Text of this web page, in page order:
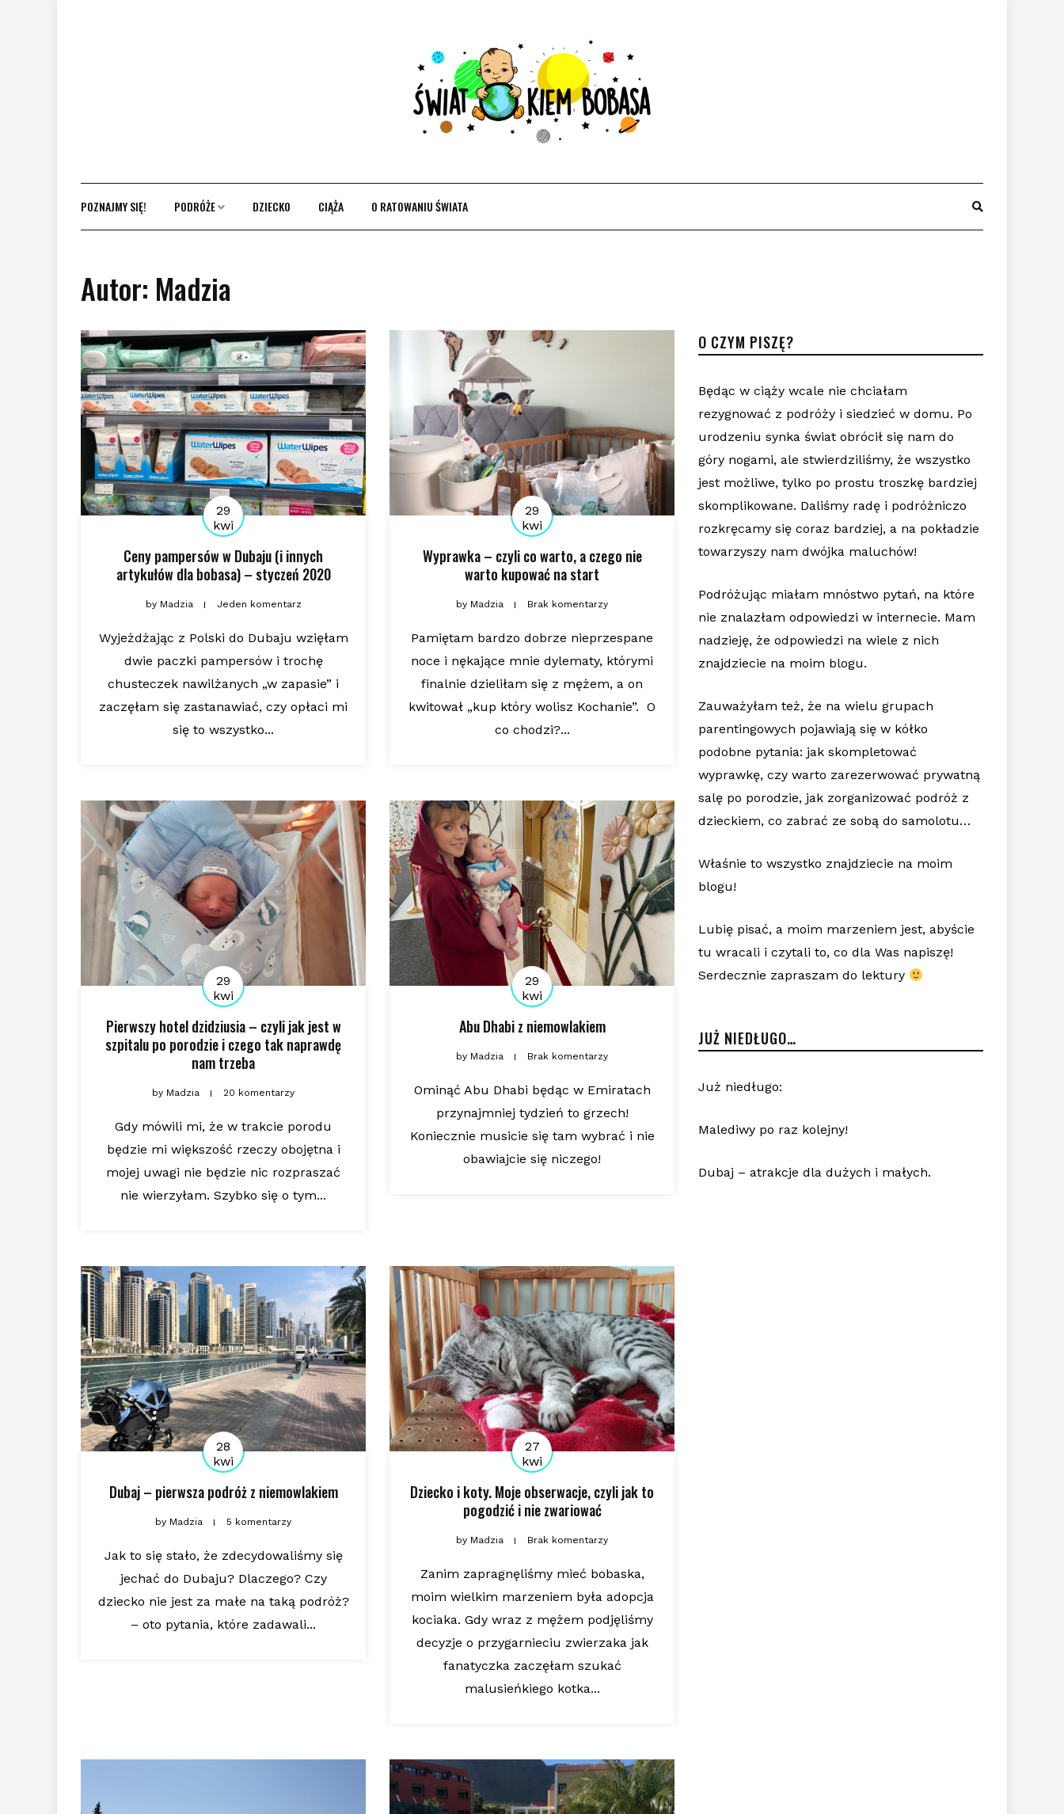
POZNAJMY SIĘ! PODRÓŻE DZIECKO CIĄŻA O RATOWANIU ŚWIATA
Autor: Madzia
29
kwi
Ceny pampersów w Dubaju (i innych
artykułów dla bobasa) – styczeń 2020
byMadzia Jeden komentarz
Wyjeżdżając z Polski do Dubaju wzięłam
dwie paczki pampersów i trochę
chusteczek nawilżanych „w zapasie” i
zaczęłam się zastanawiać, czy opłaci mi
się to wszystko...
29
kwi
Wyprawka – czyli co warto, a czego nie
warto kupować na start
by Madzia Brak komentarzy
Pamiętam bardzo dobrze nieprzespane
noce i nękające mnie dylematy, którymi
finalnie dzieliłam się z mężem, a on
kwitował „kup który wolisz Kochanie”. O
co chodzi?...
29
kwi
Pierwszy hotel dzidziusia – czyli jak jest w
szpitalu po porodzie i czego tak naprawdę
nam trzeba
by Madzia 20 komentarzy
Gdy mówili mi, że w trakcie porodu
będzie mi większość rzeczy obojętna i
mojej uwagi nie będzie nic rozpraszać
nie wierzyłam. Szybko się o tym...
29
kwi
Abu Dhabi z niemowlakiem
by Madzia Brak komentarzy
Ominąć Abu Dhabi będąc w Emiratach
przynajmniej tydzień to grzech!
Koniecznie musicie się tam wybrać i nie
obawiajcie się niczego!
28
kwi
Dubaj – pierwsza podróż z niemowlakiem
by Madzia 5 komentarzy
Jak to się stało, że zdecydowaliśmy się
jechać do Dubaju? Dlaczego? Czy
dziecko nie jest za małe na taką podróż?
– oto pytania, które zadawali...
27
kwi
Dziecko i koty. Moje obserwacje, czyli jak to
pogodzić i nie zwariować
by Madzia Brak komentarzy
Zanim zapragnęliśmy mieć bobaska,
moim wielkim marzeniem była adopcja
kociaka. Gdy wraz z mężem podjęliśmy
decyzje o przygarnieciu zwierzaka jak
fanatyczka zaczęłam szukać
malusieńkiego kotka...
O CZYM PISZĘ?
Będąc w ciąży wcale nie chciałam
rezygnować z podróży i siedzieć w domu. Po
urodzeniu synka świat obrócił się nam do
góry nogami, ale stwierdziliśmy, że wszystko
jest możliwe, tylko po prostu troszkę bardziej
skomplikowane. Daliśmy radę i podróżniczo
rozkręcamy się coraz bardziej, a na pokładzie
towarzyszy nam dwójka maluchów!
Podróżując miałam mnóstwo pytań, na które
nie znalazłam odpowiedzi w internecie. Mam
nadzieję, że odpowiedzi na wiele z nich
znajdziecie na moim blogu.
Zauważyłam też, że na wielu grupach
parentingowych pojawiają się w kółko
podobne pytania: jak skompletować
wyprawkę, czy warto zarezerwować prywatną
salę po porodzie, jak zorganizować podróż z
dzieckiem, co zabrać ze sobą do samolotu…
Właśnie to wszystko znajdziecie na moim
blogu!
Lubię pisać, a moim marzeniem jest, abyście
tu wracali i czytali to, co dla Was napiszę!
Serdecznie zapraszam do lektury
JUŻ NIEDŁUGO…
Już niedługo:
Malediwy po raz kolejny!
Dubaj – atrakcje dla dużych i małych.